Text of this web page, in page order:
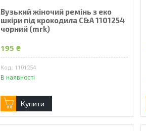
Вузький жіночий ремінь з еко
шкіри під крокодила C&A 1101254
чорний (mrk)
195 ₴
1101254
В наявності
Купити